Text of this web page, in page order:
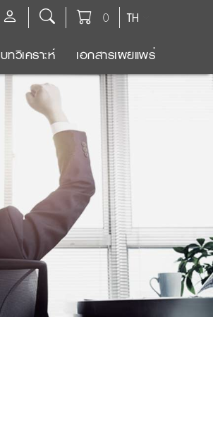
TH
0
บทวิเคราะห์ เอกสารเผยแพร่